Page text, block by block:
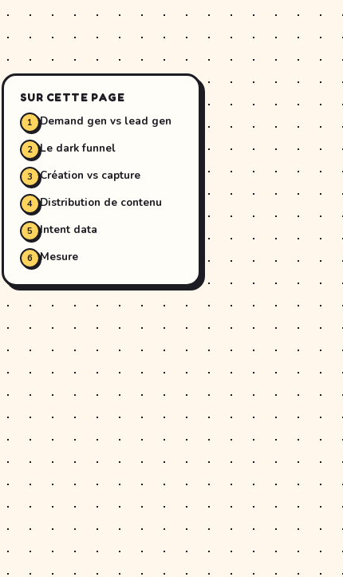
SUR CETTE PAGE
Demand gen vs lead gen
Le dark funnel
Création vs capture
Distribution de contenu
Intent data
Mesure